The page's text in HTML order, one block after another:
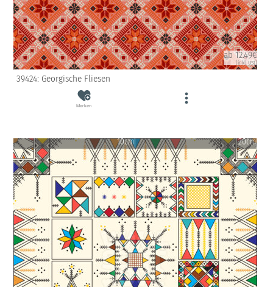
ab 12.49€
(inkl. USt)
39424: Georgische Fliesen
Merken
10cm 20cm